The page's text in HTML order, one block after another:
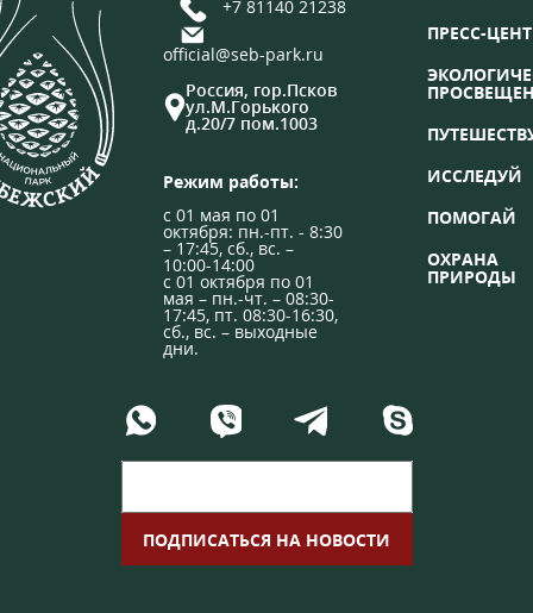
+7 81140 21238
official@seb-park.ru
Россия, гор.Псков
ул.М.Горького
д.20/7 пом.1003
Режим работы:
с 01 мая по 01
октября: пн.-пт. - 8:30
– 17:45, сб., вс. –
10:00-14:00
с 01 октября по 01
мая – пн.-чт. – 08:30-
17:45, пт. 08:30-16:30,
сб., вс. – выходные
дни.
ПРЕСС-
ИССЛЕДУЙ
ПОМОГАЙ
ОХРАНА
ПРИРОДЫ